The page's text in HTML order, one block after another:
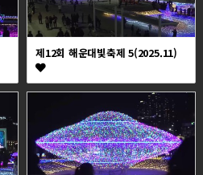
제12회 해운대빛축제 5(2025.11)